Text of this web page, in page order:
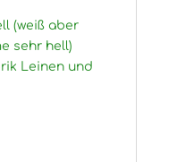
(weiß aber
sehr hell)
Leinen und